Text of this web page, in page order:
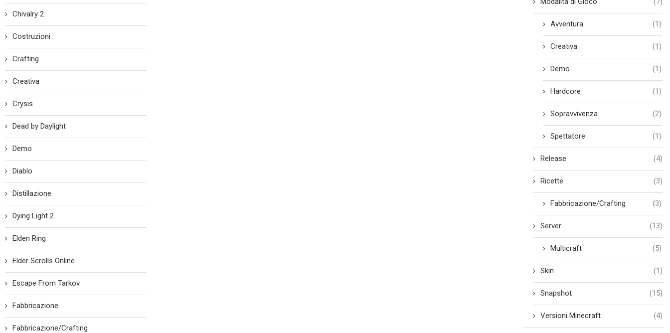
Avventura (1)
Creativa (1)
Demo (1)
Hardcore (1)
Sopravvivenza (2)
Spettatore (1)
Release (4)
Ricette (3)
Fabbricazione/Crafting (3)
Server (13)
Multicraft (5)
Skin (1)
Snapshot (15)
Versioni Minecraft (4)
Chivalry 2
Costruzioni
Crafting
Creativa
Crysis
Dead by Daylight
Demo
Diablo
Distillazione
Dying Light 2
Elden Ring
Elder Scrolls Online
Escape From Tarkov
Fabbricazione
Fabbricazione/Crafting